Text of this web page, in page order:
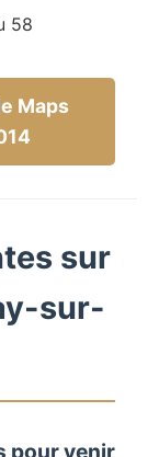
58
Maps
sur
sur-
pour venir